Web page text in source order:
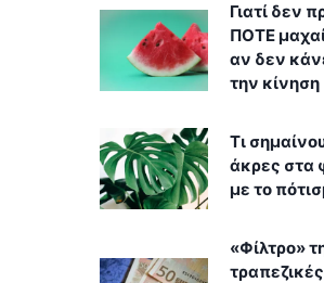
Γιατί δεν
ΠΟΤΕ
αν δεν
την κίνηση
Τι
άκρες στα
με το
«Φίλτρο»